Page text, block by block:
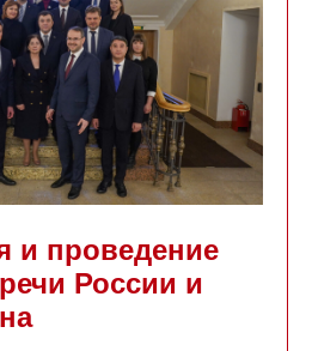
и проведение
России и